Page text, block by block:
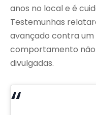
anos no local e é
Testemunhas
avançado contra um
comportamento
divulgadas.